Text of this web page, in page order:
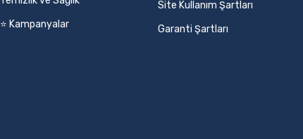
⭐ Kampanyalar
Site Kullanım Şartları
Garanti Şartları